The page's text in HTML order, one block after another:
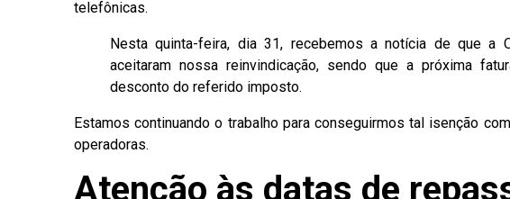
telefônicas.
Nesta quinta-feira, dia 31, recebemos a notícia de que a
aceitaram nossa reinvindicação, sendo que a próxima
desconto do referido imposto.
Estamos continuando o trabalho para conseguirmos tal isenção
operadoras.
Atenção às datas de